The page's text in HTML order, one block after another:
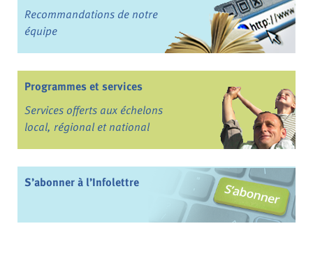
Recommandations de notre
équipe
Programmes et services
Services offerts aux échelons
local, régional et national
S’abonner à l’Infolettre